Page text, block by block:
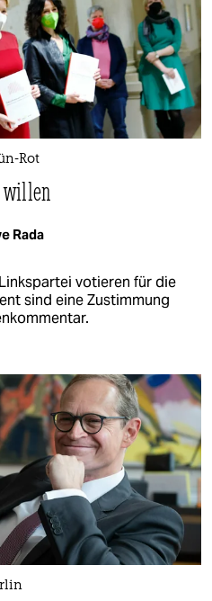
Rot
willen
Rada
votieren für die
sind eine Zustimmung